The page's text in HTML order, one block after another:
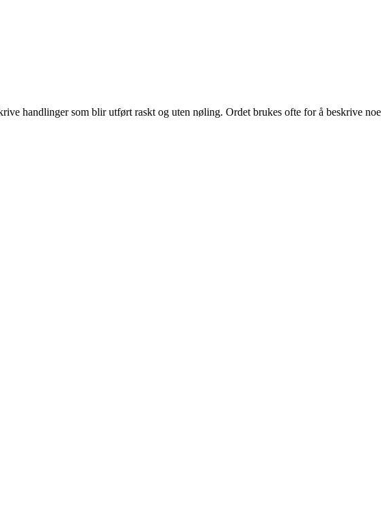
handlinger som blir utført raskt og uten nøling. Ordet brukes ofte for å beskrive noe